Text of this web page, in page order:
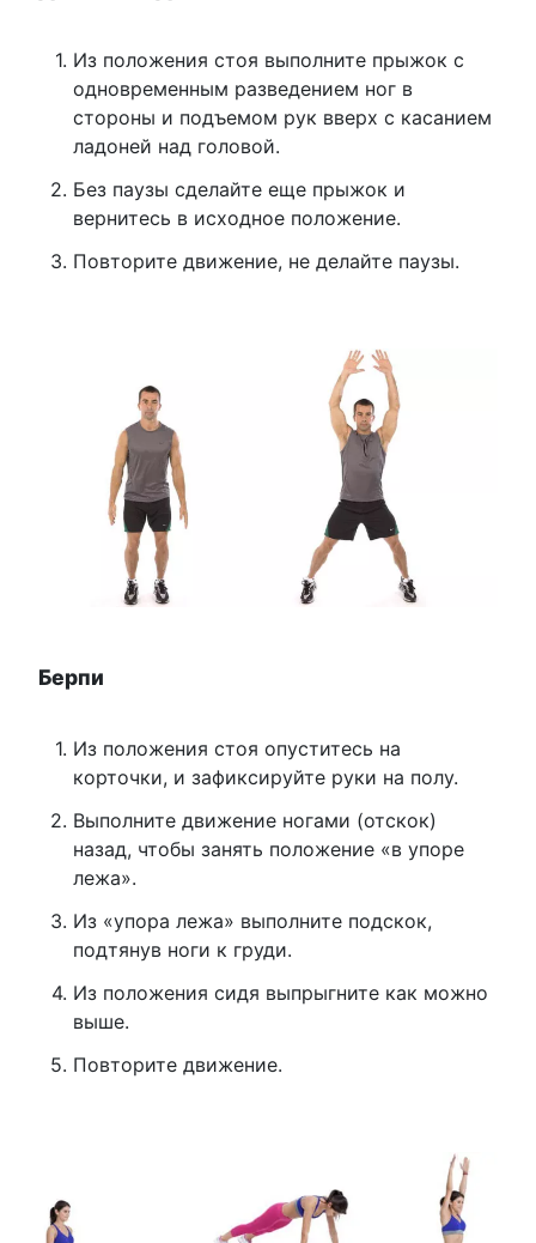
Из положения стоя выполните прыжок с
одновременным разведением ног в
стороны и подъемом рук вверх с касанием
ладоней над головой.
Без паузы сделайте еще прыжок и
вернитесь в исходное положение.
Повторите движение, не делайте паузы.
Берпи
Из положения стоя опуститесь на
корточки, и зафиксируйте руки на полу.
Выполните движение ногами (отскок)
назад, чтобы занять положение «в упоре
лежа».
Из «упора лежа» выполните подскок,
подтянув ноги к груди.
Из положения сидя выпрыгните как можно
выше.
Повторите движение.